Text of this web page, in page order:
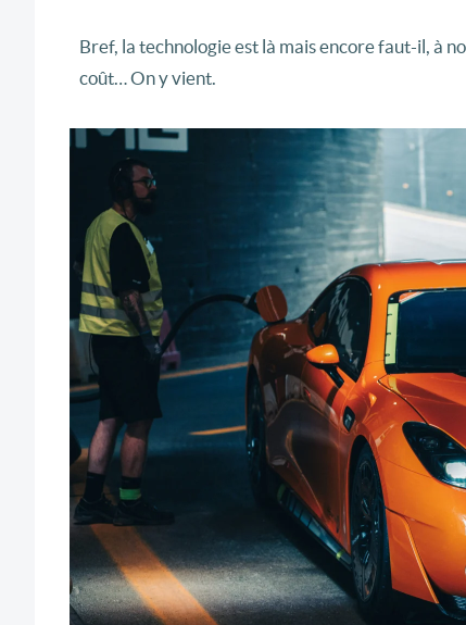
Bref, la technologie est là mais encore faut-il, à
coût… On y vient.